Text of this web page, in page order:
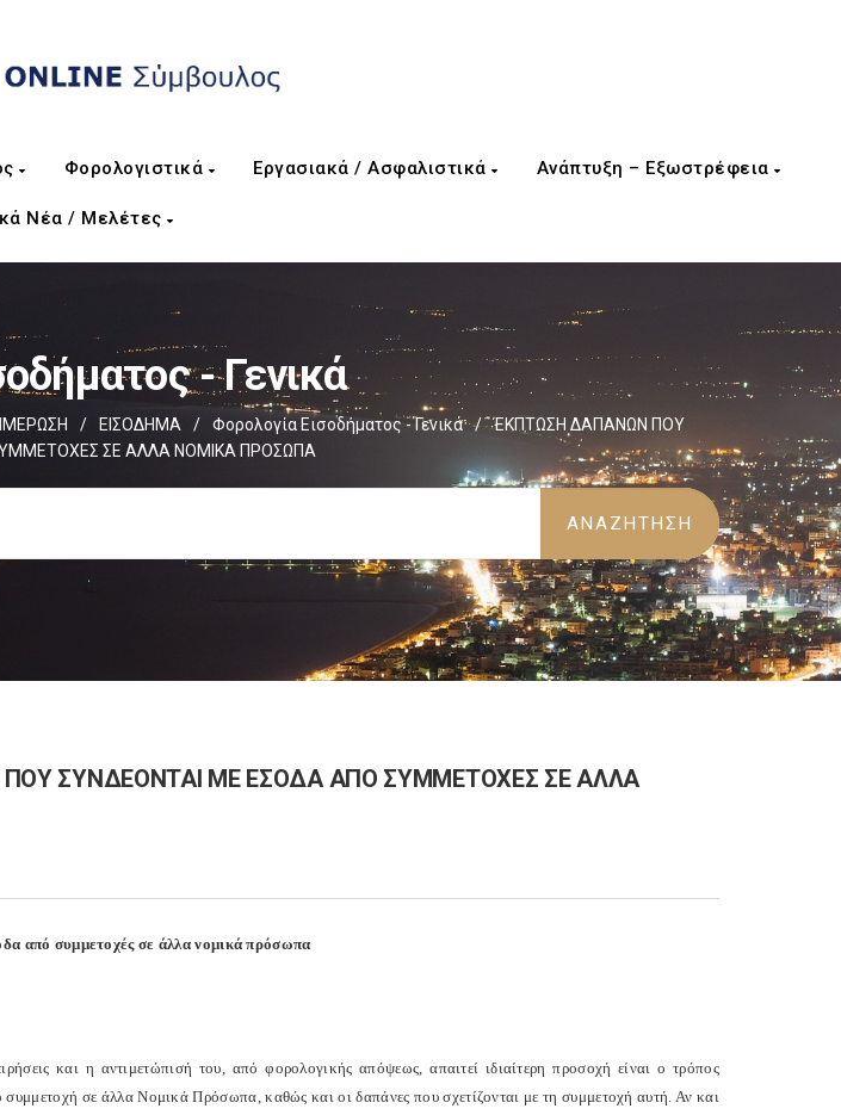
Φορολογιστικά Εργασιακά / Ασφαλιστικά Ανάπτυξη – Εξωστρέφεια
Νέα / Μελέτες
- Γενικά
/ ΕΙΣΟΔΗΜΑ / Φορολογία Εισοδήματος - Γενικά /
ΈΚΠΤΩΣΗ ΔΑΠΑΝΩΝ ΠΟΥ
ΣΕ ΑΛΛΑ ΝΟΜΙΚΑ ΠΡΟΣΩΠΑ
ΣΥΝΔΕΟΝΤΑΙ ΜΕ ΕΣΟΔΑ ΑΠΟ ΣΥΜΜΕΤΟΧΕΣ ΣΕ ΑΛΛΑ
από συμμετοχές σε άλλα νομικά πρόσωπα
και η αντιμετώπισή του, από φορολογικής απόψεως, απαιτεί ιδιαίτερη προσοχή είναι ο τρόπος
σε άλλα Νομικά Πρόσωπα, καθώς και οι δαπάνες που σχετίζονται με τη συμμετοχή αυτή. Αν και